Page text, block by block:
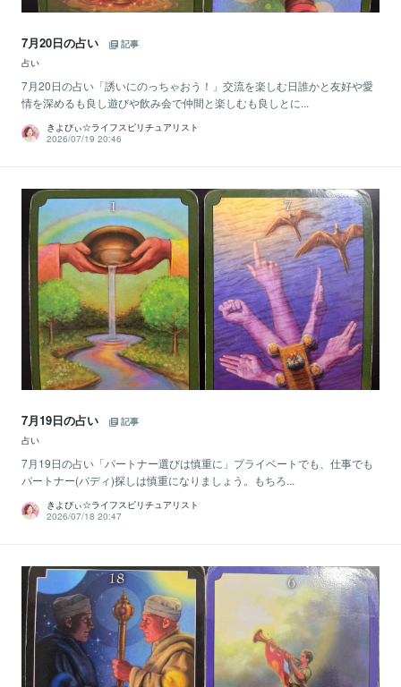
7月20日の占い
記事
占い
7月20日の占い「誘いにのっちゃおう！」交流を楽しむ日誰かと友好や愛
情を深めるも良し遊びや飲み会で仲間と楽しむも良しとに...
きよぴぃ☆ライフスピリチュアリスト
2026/07/19 20:46
7月19日の占い
記事
占い
7月19日の占い「パートナー選びは慎重に」プライベートでも、仕事でも
パートナー(バディ)探しは慎重になりましょう。もちろ...
きよぴぃ☆ライフスピリチュアリスト
2026/07/18 20:47